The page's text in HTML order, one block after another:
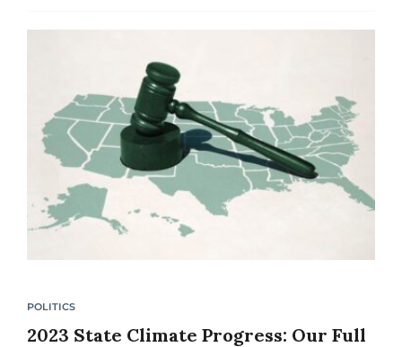
POLITICS
2023 State Climate Progress: Our Full